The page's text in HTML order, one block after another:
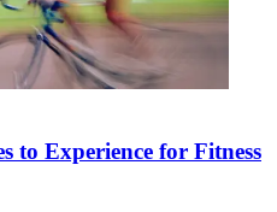
to Experience for Fitness